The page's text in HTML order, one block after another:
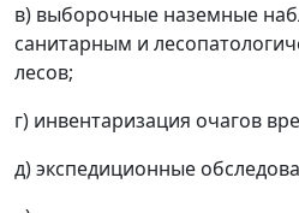
в) выборочные наземные
санитарным и
лесов;
г) инвентаризация очагов
д) экспедиционные